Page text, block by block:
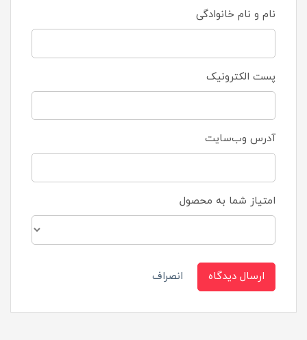
نام و نام خانوادگی
پست الکترونیک
آدرس وب‌سایت
امتیاز شما به محصول
ارسال دیدگاه انصراف